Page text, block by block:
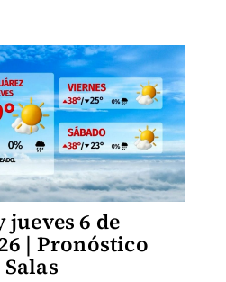
jueves 6 de
| Pronóstico